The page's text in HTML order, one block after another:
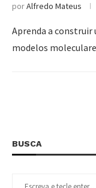
porAlfredo Mateus
Aprenda a
modelos
BUSCA